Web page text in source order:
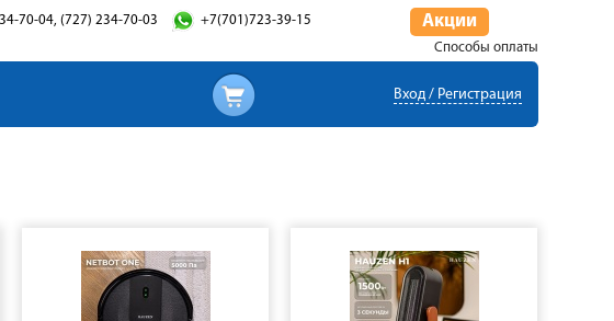
70-04, (727) 234-70-03 +7(701)723-39-15 Акции
Способы оплаты
Вход / Регистрация